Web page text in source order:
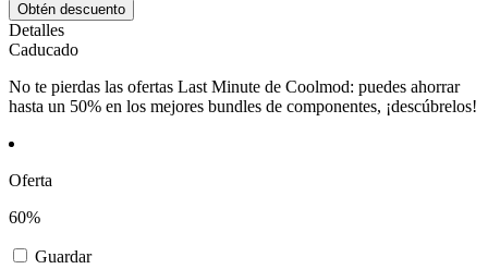
Obtén descuento
Detalles
Caducado
No te pierdas las ofertas Last Minute de Coolmod: puedes ahorrar
hasta un 50% en los mejores bundles de componentes, ¡descúbrelos!
Oferta
60%
Guardar